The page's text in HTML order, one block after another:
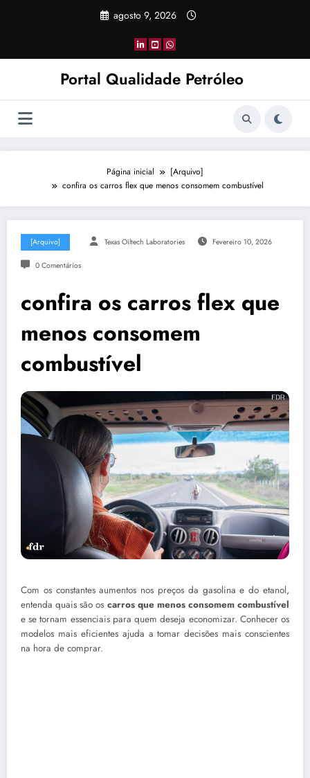
agosto 9, 2026
Portal Qualidade Petróleo
Página inicial
[Arquivo]
confira os carros flex que menos consomem combustível
[Arquivo] Texas Oiltech Laboratories Fevereiro 10, 2026
0 Comentários
confira os carros flex que
menos consomem
combustível
Com os constantes aumentos nos preços da gasolina e do etanol,
entenda quais são os carros que menos consomem combustível
e se tornam essenciais para quem deseja economizar. Conhecer os
modelos mais eficientes ajuda a tomar decisões mais conscientes
na hora de comprar.